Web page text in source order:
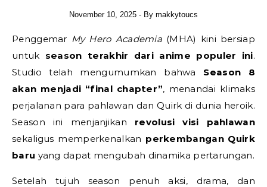
November 10, 2025 - By makkytoucs
Penggemar My Hero Academia (MHA) kini bersiap
untuk season terakhir dari anime populer ini.
Studio telah mengumumkan bahwa Season 8
akan menjadi “final chapter”, menandai klimaks
perjalanan para pahlawan dan Quirk di dunia heroik.
Season ini menjanjikan revolusi visi pahlawan
sekaligus memperkenalkan perkembangan Quirk
baru yang dapat mengubah dinamika pertarungan.
Setelah tujuh season penuh aksi, drama, dan